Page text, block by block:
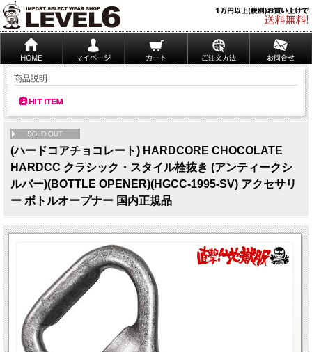
商品説明
(ハードコアチョコレート) HARDCORE CHOCOLATE
HARDCC クラシック・スタイル栓抜き (アンティークシ
ルバー)(BOTTLE OPENER)(HGCC-1995-SV) アクセサリ
ー ボトルオープナー 国内正規品